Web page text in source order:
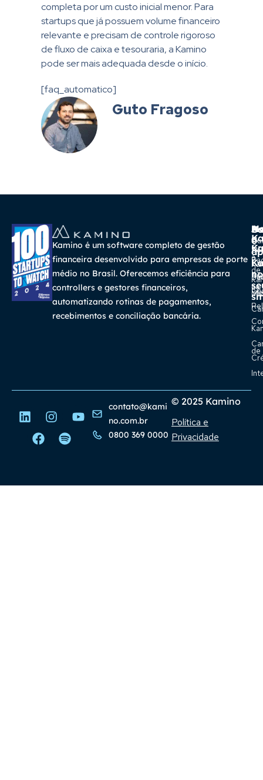
completa por um custo inicial menor. Para
startups que já possuem volume financeiro
relevante e precisam de controle rigoroso
de fluxo de caixa e tesouraria, a Kamino
pode ser mais adequada desde o início.
[faq_automatico]
Guto Fragoso
Kamino é um software completo de gestão
financeira desenvolvido para empresas de porte
médio no Brasil. Oferecemos eficiência para
controllers e gestores financeiros,
automatizando rotinas de pagamentos,
recebimentos e conciliação bancária.
A
a
na
a
de
de
o
no
© 2025 Kamino
Política e
Privacidade
contato@kami
no.com.br
0800 369 0000